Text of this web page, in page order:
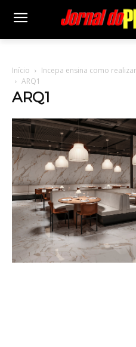
Início
Incepa ensina como
ARQ1
ARQ1